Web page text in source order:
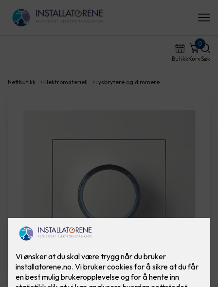
ButikkKurv
0
Søk
Nettbutikk Elektromateriell Lysbrytere og dimmere